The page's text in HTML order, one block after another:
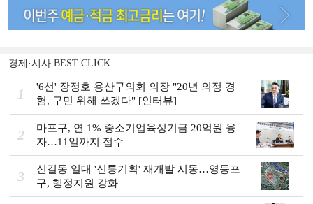
경제·시사 BEST CLICK
1
'6선' 장정호 용산구의회 의장 "20년 의정 경
험, 구민 위해 쓰겠다" [인터뷰]
2
마포구, 연 1% 중소기업육성기금 20억원 융
자…11일까지 접수
3
신길동 일대 '신통기획' 재개발 시동…영등포
구, 행정지원 강화